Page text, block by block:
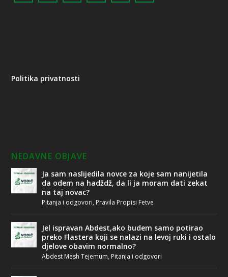
Politika privatnosti
NEDAVNE OBJAVE
Ja sam naslijedila novce za koje sam nanijetila
da odem na hadždž, da li ja moram dati zekat
na taj novac?
Pitanja i odgovori, Pravila Propisi Fetve
Jel ispravan Abdest,ako budem samo potirao
preko Flastera koji se nalazi na levoj ruki i ostalo
djelove obavim normalno?
Abdest Mesh Tejemum, Pitanja i odgovori